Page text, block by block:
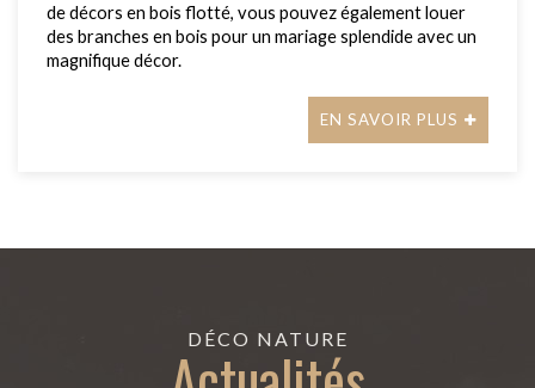
de décors en bois flotté, vous pouvez également louer
des branches en bois pour un mariage splendide avec un
magnifique décor.
EN SAVOIR PLUS
DÉCO NATURE